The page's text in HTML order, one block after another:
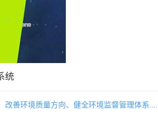
统
改善环境质量方向、健全环境监督管理体系……